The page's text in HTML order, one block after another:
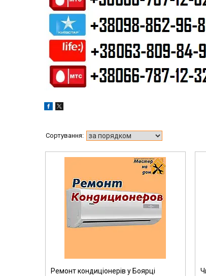
Ремонт кондиціонерів у Боярці